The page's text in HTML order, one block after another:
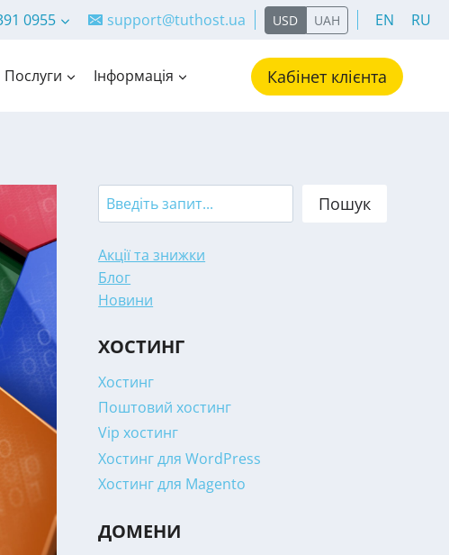
0955 support@tuthost.ua USD UAH EN RU
Послуги Інформація Кабінет клієнта
Search Пошук
Акції та знижки
Блог
Новини
ХОСТИНГ
Хостинг
Поштовий хостинг
Vip хостинг
Хостинг для WordPress
Хостинг для Magento
ДОМЕНИ